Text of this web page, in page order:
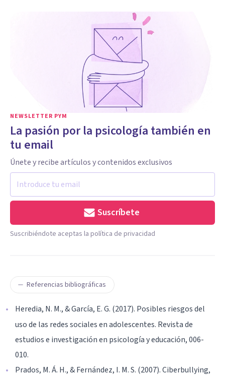
NEWSLETTER PYM
La pasión por la psicología también en
tu email
Únete y recibe artículos y contenidos exclusivos
Suscríbete
Suscribiéndote aceptas la política de privacidad
Referencias bibliográficas
Heredia, N. M., & García, E. G. (2017). Posibles riesgos del
uso de las redes sociales en adolescentes. Revista de
estudios e investigación en psicología y educación, 006-
010.
Prados, M. Á. H., & Fernández, I. M. S. (2007). Ciberbullying,